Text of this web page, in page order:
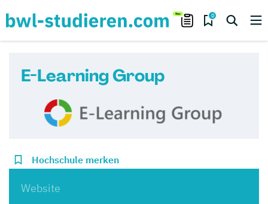
0
E-Learning Group
Hochschule merken
Website